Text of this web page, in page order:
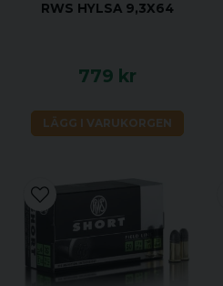
RWS HYLSA 9,3X64
779 kr
LÄGG I VARUKORGEN